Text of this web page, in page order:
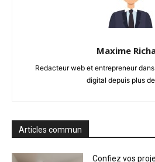
Maxime
Redacteur web et entrepreneur
digital depuis plus
Articles commun
Confiez vos